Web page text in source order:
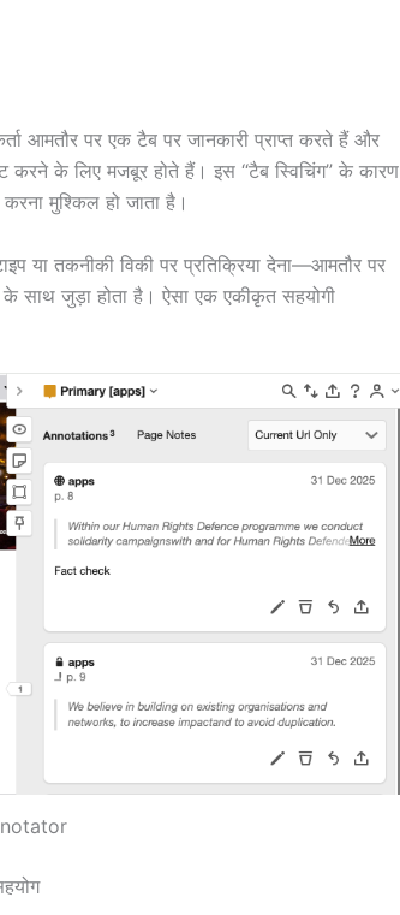
आमतौर पर एक टैब पर जानकारी प्राप्त करते हैं और
करने के लिए मजबूर होते हैं। इस “टैब स्विचिंग” के कारण
मुश्किल हो जाता है।
या तकनीकी विकी पर प्रतिक्रिया देना—आमतौर पर
साथ जुड़ा होता है। ऐसा एक एकीकृत सहयोगी